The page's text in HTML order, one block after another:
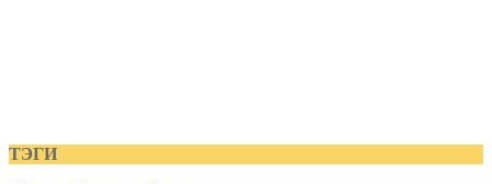
ТЭГИ